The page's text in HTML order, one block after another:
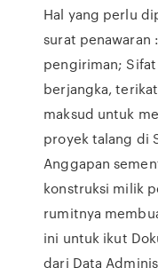
Hal yang perlu
surat penawaran
pengiriman;
berjangka,
maksud untuk
proyek talang di
Anggapan
konstruksi milik
rumitnya
ini untuk ikut
dari Data